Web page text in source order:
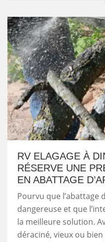
RV ELAGAGE À
RÉSERVE UNE
EN ABATTAGE
Pourvu que l’abattage
dangereuse et que
la meilleure solution.
déraciné, vieux ou